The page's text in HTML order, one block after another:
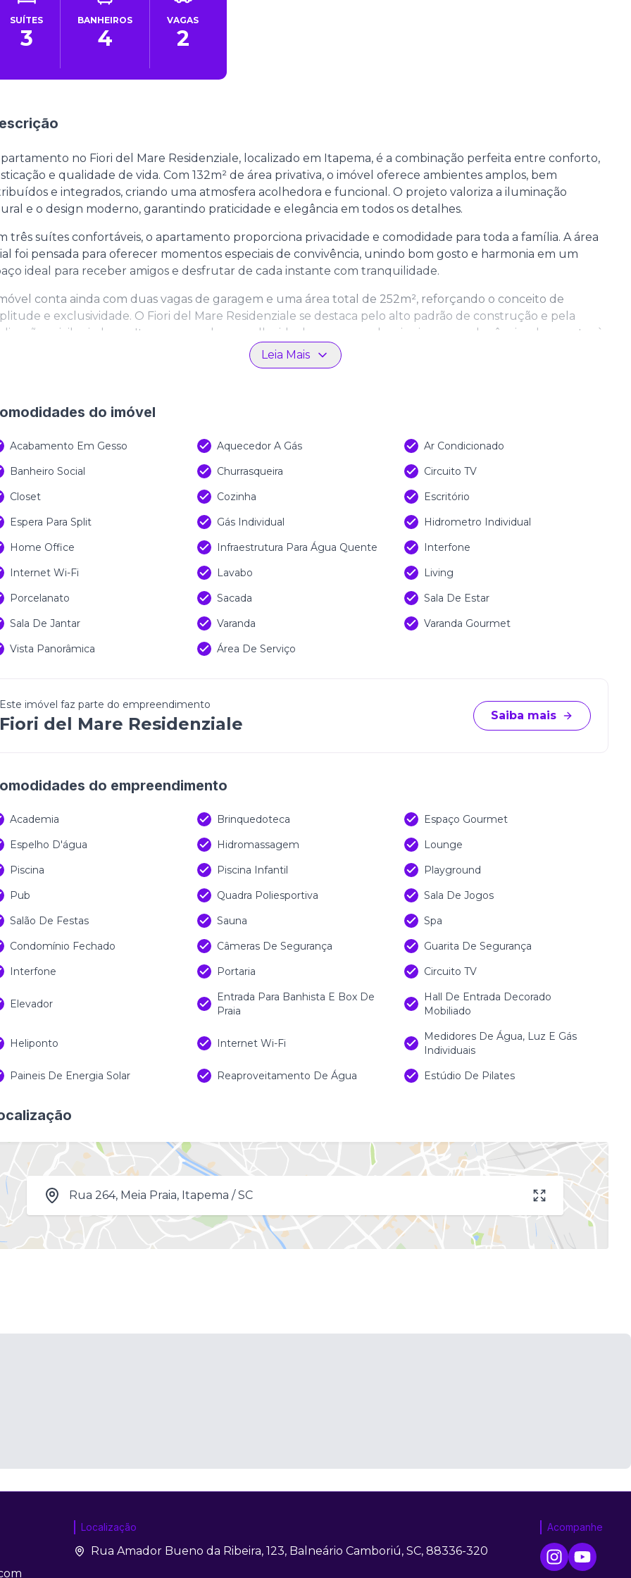
SUÍTES
3
BANHEIROS
4
VAGAS
2
no Fiori del Mare Residenziale, localizado em Itapema, é a combinação perfeita entre conforto,
e qualidade de vida. Com 132m² de área privativa, o imóvel oferece ambientes amplos, bem
e integrados, criando uma atmosfera acolhedora e funcional. O projeto valoriza a iluminação
e o design moderno, garantindo praticidade e elegância em todos os detalhes.
três suítes confortáveis, o apartamento proporciona privacidade e comodidade para toda a família. A área
foi pensada para oferecer momentos especiais de convivência, unindo bom gosto e harmonia em um
ideal para receber amigos e desfrutar de cada instante com tranquilidade.
conta ainda com duas vagas de garagem e uma área total de 252m², reforçando o conceito de
e exclusividade. O Fiori del Mare Residenziale se destaca pelo alto padrão de construção e pela
privilegiada em Itapema, sendo a escolha ideal para quem deseja viver com elegância e bem-estar à
Leia Mais
do imóvel
Acabamento Em Gesso Aquecedor A Gás
Ar Condicionado
Banheiro Social
Churrasqueira
Circuito TV
Closet
Cozinha
Escritório
Espera Para Split
Gás Individual
Hidrometro Individual
Home Office
Infraestrutura Para Água Quente
Interfone
Internet Wi-Fi
Lavabo
Living
Porcelanato
Sacada
Sala De Estar
Sala De Jantar
Varanda
Varanda Gourmet
Vista Panorâmica
Área De Serviço
Este imóvel faz parte do empreendimento
Fiori del Mare Residenziale Saiba mais
do empreendimento
Academia Brinquedoteca
Espaço Gourmet
Espelho D'água
Hidromassagem
Lounge
Piscina
Piscina Infantil
Playground
Pub
Quadra Poliesportiva
Sala De Jogos
Salão De Festas
Sauna
Spa
Condomínio Fechado
Câmeras De Segurança
Guarita De Segurança
Interfone
Portaria Circuito TV
Elevador
Entrada Para Banhista E Box De
Praia
Hall De Entrada Decorado
Mobiliado
Heliponto Internet Wi-Fi
Medidores De Água, Luz E Gás
Individuais
Paineis De Energia Solar
Reaproveitamento De Água Estúdio De Pilates
Rua 264, Meia Praia, Itapema / SC
Localização
Rua Amador Bueno da Ribeira, 123, Balneário Camboriú, SC, 88336-320
Acompanhe